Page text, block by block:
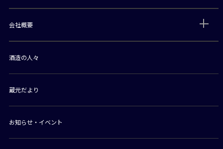
会社概要
酒造の人々
蔵元だより
お知らせ・イベント